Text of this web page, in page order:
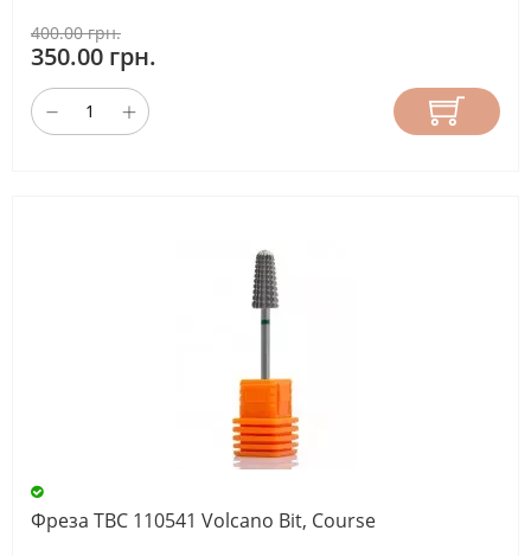
400.00 грн.
350.00 грн.
Фреза ТВС 110541 Volcano Bit, Course